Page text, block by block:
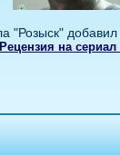
"Розыск"
Рецензия на